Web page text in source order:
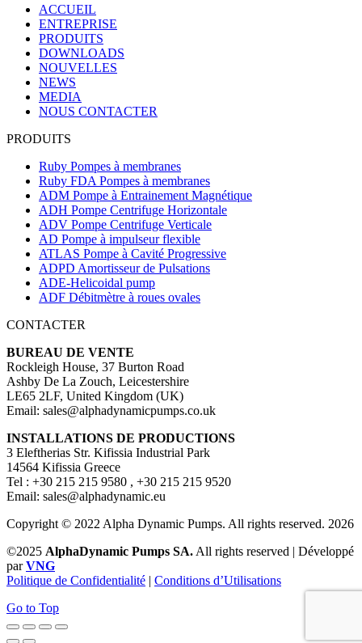
ACCUEIL
ENTREPRISE
PRODUITS
DOWNLOADS
NOUVELLES
NEWS
MEDIA
NOUS CONTACTER
PRODUITS
Ruby Pompes à membranes
Ruby FDA Pompes à membranes
ADM Pompe à Entrainement Magnétique
ADH Pompe Centrifuge Horizontale
ADV Pompe Centrifuge Verticale
AD Pompe à impulseur flexible
ATLAS Pompe à Cavité Progressive
ADPD Amortisseur de Pulsations
ADE-Helicoidal pump
ADF Débitmètre à roues ovales
CONTACTER
BUREAU DE VENTE
Rockleigh House, 37 Burton Road
Ashby De La Zouch, Leicestershire
LE65 2LF, United Kingdom (UK)
Email: sales@alphadynamicpumps.co.uk
INSTALLATIONS DE PRODUCTIONS
3 Eleftherias Str. Kifissia Industrial Park
14564 Kifissia Greece
Tel : +30 215 215 9580 , +30 215 215 9520
Email: sales@alphadynamic.eu
Copyright © 2022 Alpha Dynamic Pumps. All rights reserved. 2026
©2025 AlphaDynamic Pumps SA. All rights reserved | Développé
parVNG
Politique de Confidentialité | Conditions d’Utilisations
Go to Top